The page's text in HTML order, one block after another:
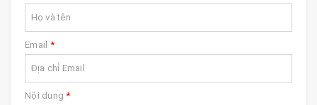
Email *
Nội dung*